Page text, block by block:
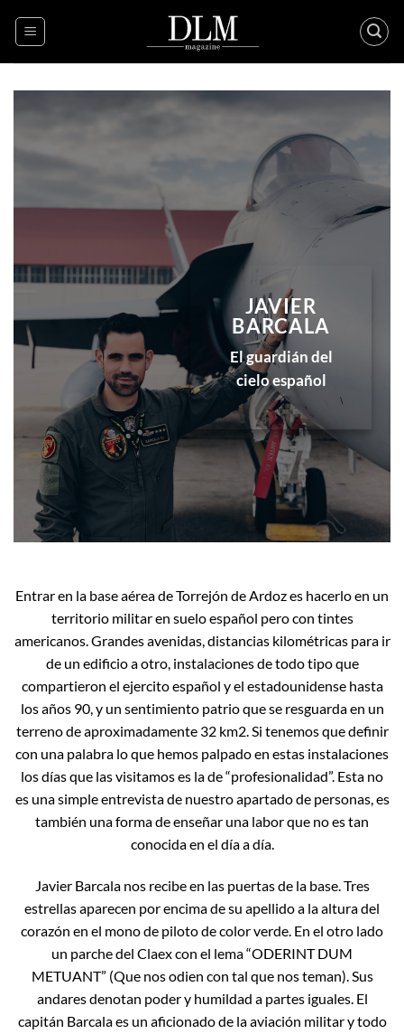
JAVIER
BARCALA
El guardián del
cielo español
Entrar en la base aérea de Torrejón de Ardoz es hacerlo en un
territorio militar en suelo español pero con tintes
americanos. Grandes avenidas, distancias kilométricas para ir
de un edificio a otro, instalaciones de todo tipo que
compartieron el ejercito español y el estadounidense hasta
los años 90, y un sentimiento patrio que se resguarda en un
terreno de aproximadamente 32 km2. Si tenemos que definir
con una palabra lo que hemos palpado en estas instalaciones
los días que las visitamos es la de “profesionalidad”. Esta no
es una simple entrevista de nuestro apartado de personas, es
también una forma de enseñar una labor que no es tan
conocida en el día a día.
Javier Barcala nos recibe en las puertas de la base. Tres
estrellas aparecen por encima de su apellido a la altura del
corazón en el mono de piloto de color verde. En el otro lado
un parche del Claex con el lema “ODERINT DUM
METUANT” (Que nos odien con tal que nos teman). Sus
andares denotan poder y humildad a partes iguales. El
capitán Barcala es un aficionado de la aviación militar y todo